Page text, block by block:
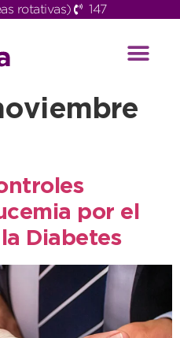
rotativas) 147
por el
Diabetes